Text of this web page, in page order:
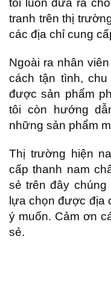
tôi luôn đưa ra
tranh trên thị
các địa chỉ cung
Ngoài ra nhân
cách tận tình,
được sản phẩm
tôi còn hướng
những sản phẩm
Thị trường hiện
cấp thanh nam
sẻ trên đây
lựa chọn được địa
ý muốn. Cảm ơn
sẻ.